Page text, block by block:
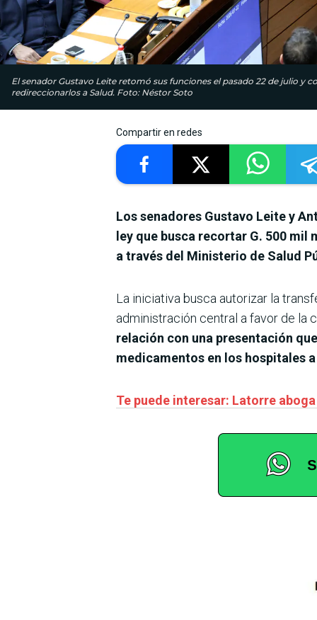
El senador Gustavo Leite retomó sus funciones el pasado 22 de julio
redireccionarlos a Salud. Foto: Néstor Soto
Compartir en redes
Los senadores Gustavo Leite y
ley que busca recortar G. 500
a través del Ministerio de Salud
La iniciativa busca autorizar la
administración central a favor de la
relación con una presentación
medicamentos en los hospitales
Te puede interesar: Latorre